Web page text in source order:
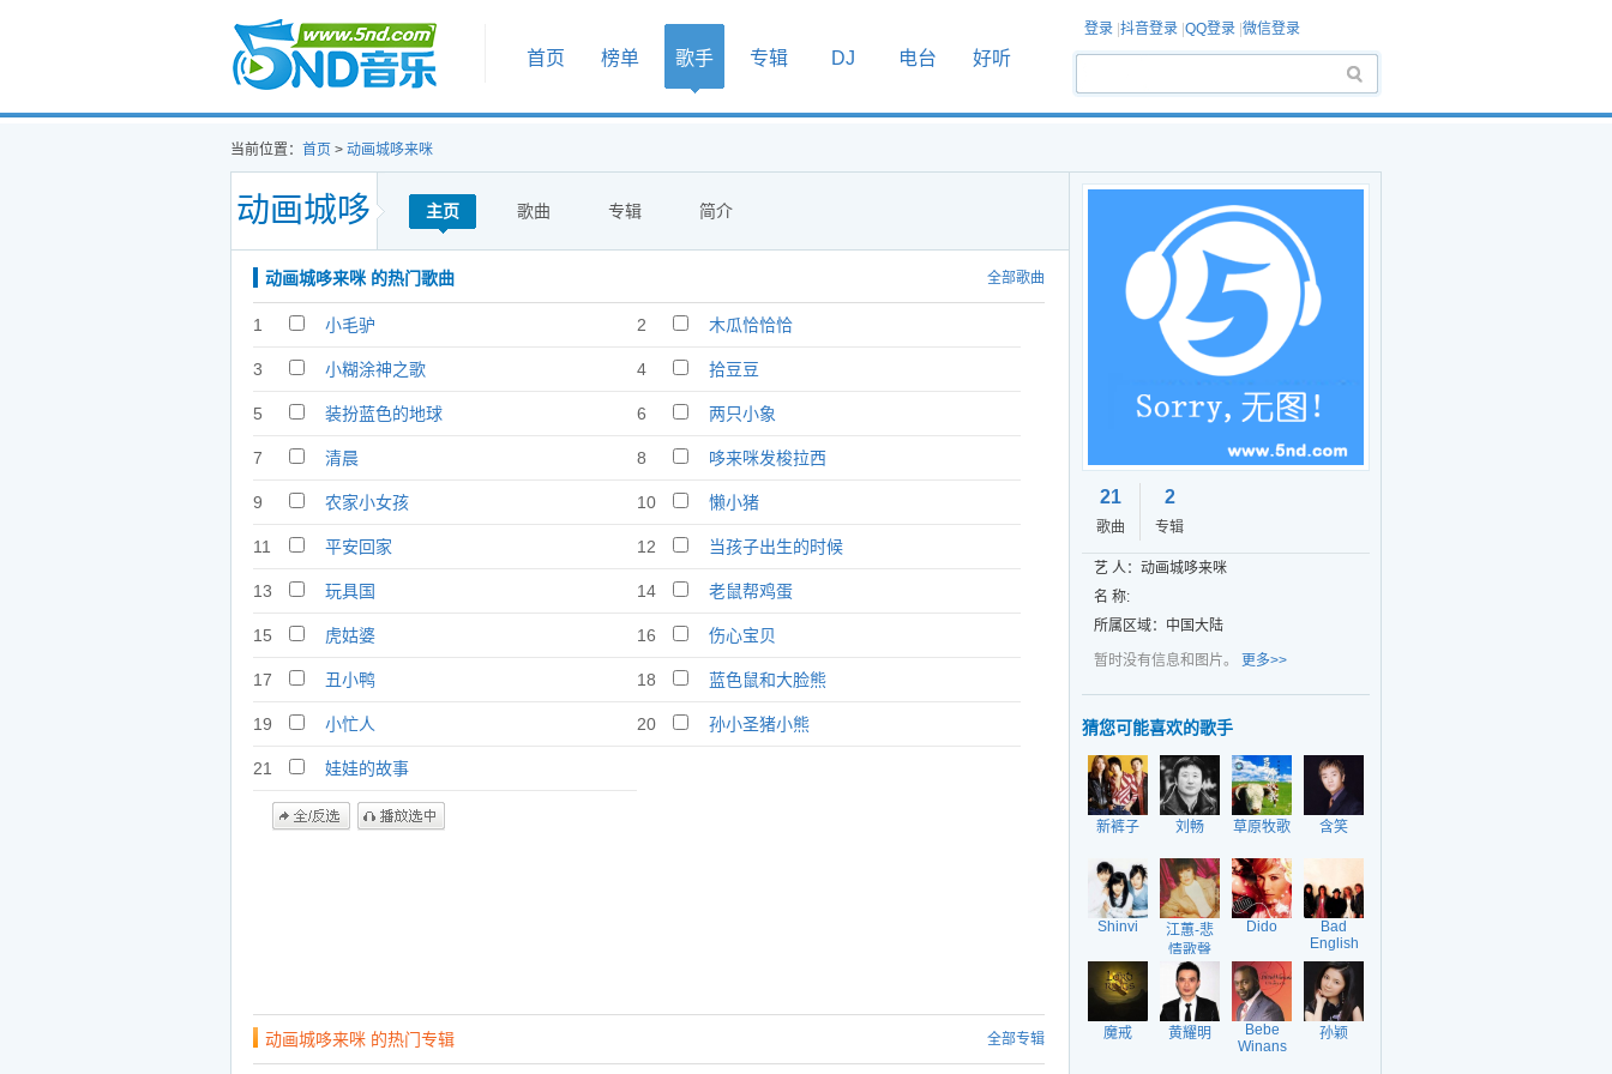
首页
首页 榜单 歌手 专辑 DJ 电台 好听
登录 抖音登录 QQ登录 微信登录
当前位置： 首页 > 动画城哆来咪
动画城哆
来咪
主页 歌曲 专辑 简介
动画城哆来咪 的热门歌曲 全部歌曲
1 小毛驴 2 木瓜恰恰恰
3 小糊涂神之歌 4 拾豆豆
5 装扮蓝色的地球 6 两只小象
7 清晨 8 哆来咪发梭拉西
9 农家小女孩 10 懒小猪
11 平安回家 12 当孩子出生的时候
13 玩具国 14 老鼠帮鸡蛋
15 虎姑婆 16 伤心宝贝
17 丑小鸭 18 蓝色鼠和大脸熊
19 小忙人 20 孙小圣猪小熊
21 娃娃的故事
动画城哆来咪 的热门专辑 全部专辑
21
歌曲
2
专辑
艺 人：动画城哆来咪
名 称:
所属区域：中国大陆
暂时没有信息和图片。 更多>>
猜您可能喜欢的歌手
新裤子 刘畅 草原牧歌 含笑
Shinvi
江蕙-悲
情歌聲
Dido
Bad
English
魔戒 黄耀明
Bebe
Winans
孙颖